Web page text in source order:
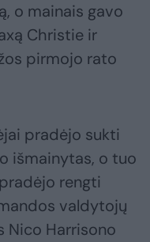
o mainais gavo
Christie ir
pirmojo rato
pradėjo sukti
išmainytas, o tuo
rengti
valdytojų
Nico Harrisono